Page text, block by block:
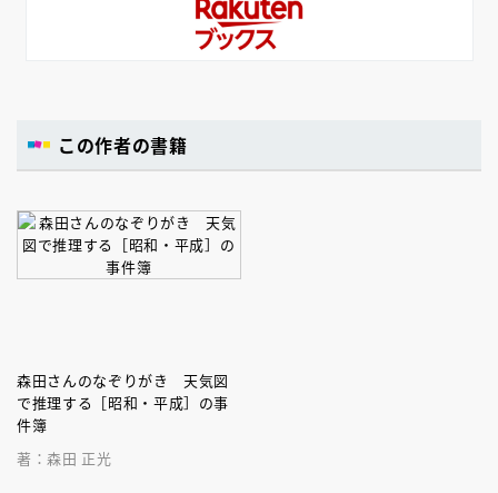
この作者の書籍
森田さんのなぞりがき 天気図
で推理する［昭和・平成］の事
件簿
著：森田 正光